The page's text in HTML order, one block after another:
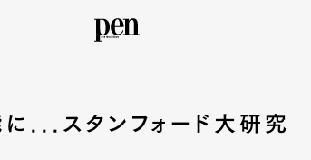
...スタンフォード大研究